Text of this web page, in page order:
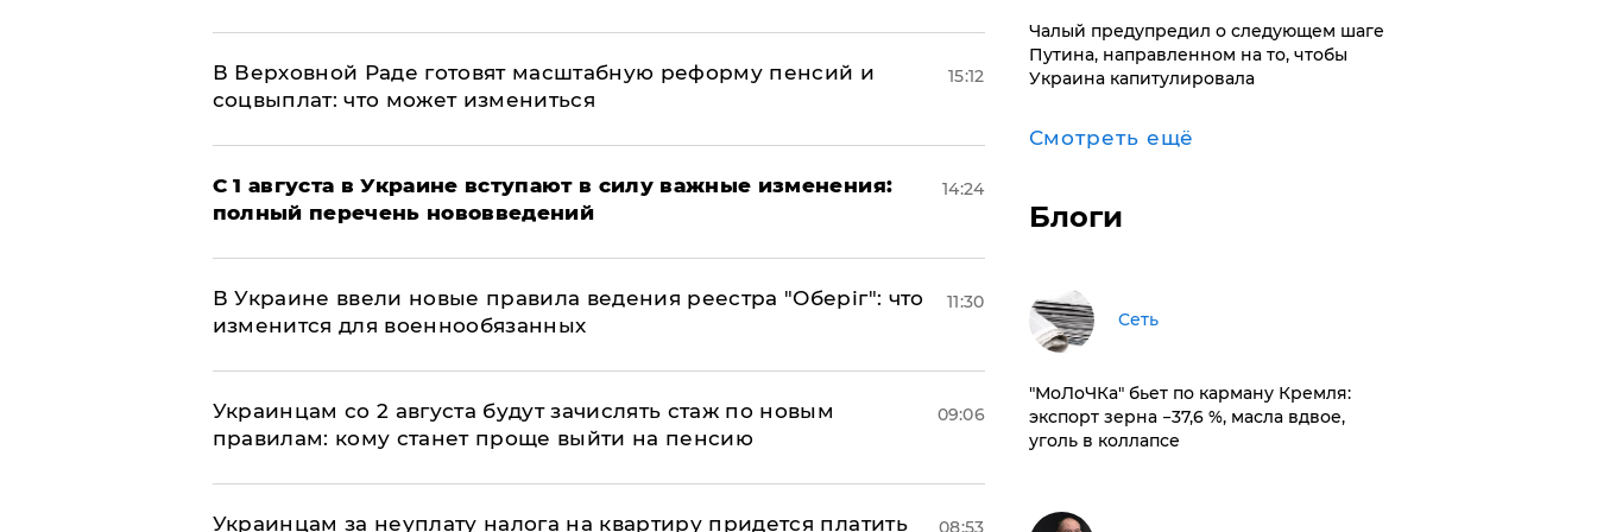
В Верховной Раде готовят масштабную реформу пенсий и
соцвыплат: что может измениться
15:12
С 1 августа в Украине вступают в силу важные изменения:
полный перечень нововведений
14:24
В Украине ввели новые правила ведения реестра "Оберіг": что
изменится для военнообязанных
11:30
Украинцам со 2 августа будут зачислять стаж по новым
правилам: кому станет проще выйти на пенсию
09:06
Украинцам за неуплату налога на квартиру придется платить 08:53
Чалый предупредил о следующем шаге
Путина, направленном на то, чтобы
Украина капитулировала
Смотреть ещё
Блоги
Сеть
​"МоЛоЧКа" бьет по карману Кремля:
экспорт зерна −37,6 %, масла вдвое,
уголь в коллапсе